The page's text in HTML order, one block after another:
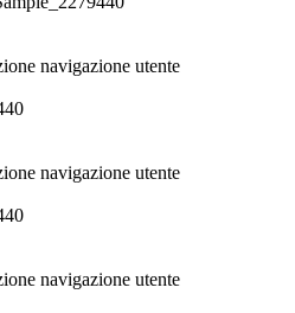
navigazione utente
navigazione utente
navigazione utente